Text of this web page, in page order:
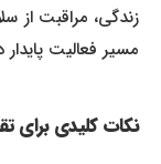
زندگی، مراقبت از
مسیر فعالیت پایدار در
نکات کلیدی برای